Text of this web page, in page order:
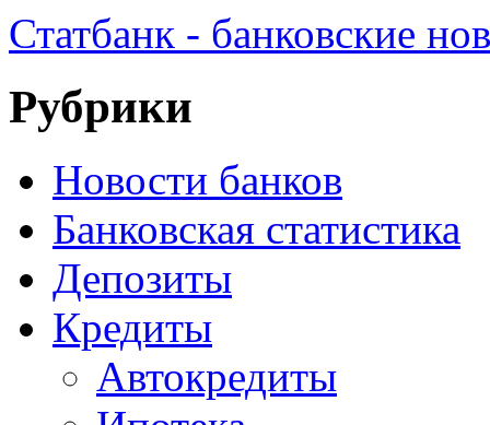
Статбанк - банковские
Рубрики
Новости банков
Банковская статистика
Депозиты
Кредиты
Автокредиты